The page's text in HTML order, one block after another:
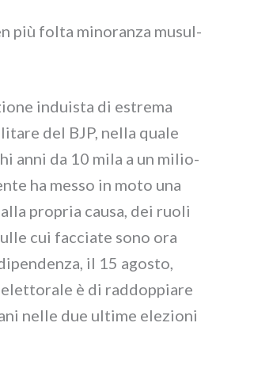
più fol­ta mino­ran­za musul­
indui­sta di estre­ma
del BJP, nel­la qua­le
anni da 10 mila a un milio­
ha mes­so in moto una
pro­pria cau­sa, dei ruo­li
cui fac­cia­te sono ora
il 15 ago­sto,
elet­to­ra­le è di rad­dop­pia­re
nel­le due ulti­me ele­zio­ni